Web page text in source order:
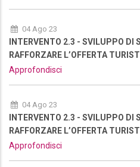
04 Ago 23
INTERVENTO 2.3 - SVILUPPO DI
RAFFORZARE L’OFFERTA
NUOVA RIAPERTURA
Approfondisci
04 Ago 23
INTERVENTO 2.3 - SVILUPPO DI
RAFFORZARE L’OFFERTA
NUOVA RIAPERTURA
Approfondisci